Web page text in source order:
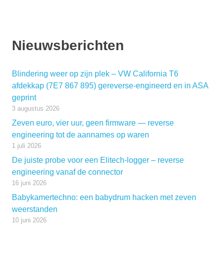
Nieuwsberichten
Blindering weer op zijn plek – VW California T6
afdekkap (7E7 867 895) gereverse-engineerd en in ASA
geprint
3 augustus 2026
Zeven euro, vier uur, geen firmware — reverse
engineering tot de aannames op waren
1 juli 2026
De juiste probe voor een Elitech-logger – reverse
engineering vanaf de connector
16 juni 2026
Babykamertechno: een babydrum hacken met zeven
weerstanden
10 juni 2026